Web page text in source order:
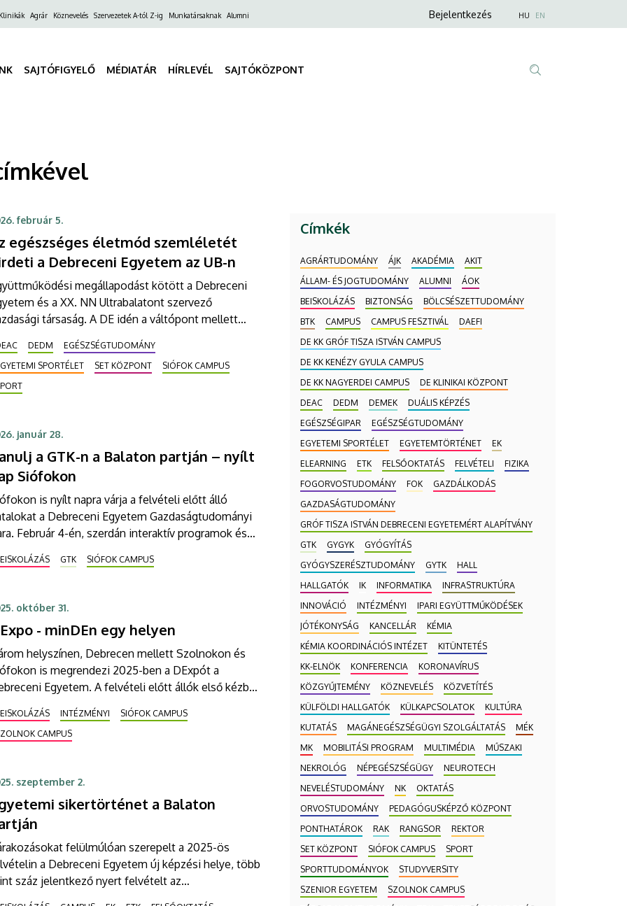
Klinikák Agrár Köznevelés Szervezetek A-tól Z-ig Munkatársaknak Alumni
Anonim
Bejelentkezés HU EN
SAJTÓFIGYELŐ MÉDIATÁR HÍRLEVÉL SAJTÓKÖZPONT
február 5.
egészséges életmód szemléletét
a Debreceni Egyetem az UB-n
megállapodást kötött a Debreceni
és a XX. NN Ultrabalatont szervező
társaság. A DE idén a váltópont mellett
A tókerülő versenyt április 23-a és 26-a
rendezik, és idén is csaknem harmincezren
neki.
DEDM
EGÉSZSÉGTUDOMÁNY
SPORTÉLET
SET KÖZPONT
SIÓFOK CAMPUS
január 28.
a GTK-n a Balaton partján – nyílt
Siófokon
is nyílt napra várja a felvételi előtt álló
a Debreceni Egyetem Gazdaságtudományi
Február 4-én, szerdán interaktív programok és
hallgatók átfogó képet az egyetem által
GTK SIÓFOK CAMPUS
október 31.
- minDEn egy helyen
helyszínen, Debrecen mellett Szolnokon és
is megrendezi 2025-ben a DExpót a
Egyetem. A felvételi előtt állók első kézből
az egyes képzési helyeken milyen karok, szakok
el, valamint melyek azok a lehetőségek,
INTÉZMÉNYI
SIÓFOK CAMPUS
CAMPUS
szeptember 2.
sikertörténet a Balaton
felülmúlóan szerepelt a 2025-ös
a Debreceni Egyetem új képzési helye, több
száz jelentkező nyert felvételt az
Címkék
AGRÁRTUDOMÁNY ÁJK AKADÉMIA
AKIT
ÁLLAM- ÉS JOGTUDOMÁNY
ALUMNI
ÁOK
BEISKOLÁZÁS
BIZTONSÁG
BÖLCSÉSZETTUDOMÁNY
BTK
CAMPUS CAMPUS FESZTIVÁL
DAEFI
DE KK GRÓF TISZA ISTVÁN CAMPUS
DE KK KENÉZY GYULA CAMPUS
DE KK NAGYERDEI CAMPUS
DE KLINIKAI KÖZPONT
DEAC
DEDM DEMEK
DUÁLIS KÉPZÉS
EGÉSZSÉGIPAR
EGÉSZSÉGTUDOMÁNY
EGYETEMI SPORTÉLET
EGYETEMTÖRTÉNET
EK
ELEARNING
ETK FELSŐOKTATÁS FELVÉTELI
FIZIKA
FOGORVOSTUDOMÁNY
FOK
GAZDÁLKODÁS
GAZDASÁGTUDOMÁNY
GRÓF TISZA ISTVÁN DEBRECENI EGYETEMÉRT ALAPÍTVÁNY
GTK
GYGYK
GYÓGYÍTÁS
GYÓGYSZERÉSZTUDOMÁNY
GYTK
HALL
HALLGATÓK
IK INFORMATIKA
INFRASTRUKTÚRA
INNOVÁCIÓ
INTÉZMÉNYI
IPARI EGYÜTTMŰKÖDÉSEK
JÓTÉKONYSÁG
KANCELLÁR
KÉMIA
KÉMIA KOORDINÁCIÓS INTÉZET
KITÜNTETÉS
KK-ELNÖK
KONFERENCIA
KORONAVÍRUS
KÖZGYŰJTEMÉNY
KÖZNEVELÉS
KÖZVETÍTÉS
KÜLFÖLDI HALLGATÓK
KÜLKAPCSOLATOK
KULTÚRA
KUTATÁS
MAGÁNEGÉSZSÉGÜGYI SZOLGÁLTATÁS
MÉK
MK
MOBILITÁSI PROGRAM MULTIMÉDIA
MŰSZAKI
NEKROLÓG
NÉPEGÉSZSÉGÜGY
NEUROTECH
NEVELÉSTUDOMÁNY
NK
OKTATÁS
ORVOSTUDOMÁNY
PEDAGÓGUSKÉPZŐ KÖZPONT
PONTHATÁROK
RAK RANGSOR
REKTOR
SET KÖZPONT
SIÓFOK CAMPUS
SPORT
SPORTTUDOMÁNYOK
STUDYVERSITY
SZENIOR EGYETEM
SZOLNOK CAMPUS